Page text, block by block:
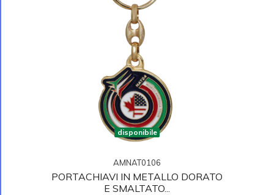
disponibile
AMNAT0106
PORTACHIAVI IN METALLO DORATO
E SMALTATO...